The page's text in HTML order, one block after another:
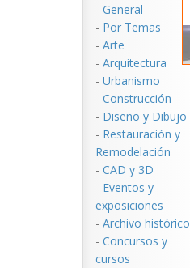
- General
- Por Temas
- Arte
- Arquitectura
- Urbanismo
- Construcción
- Diseño y Dibujo
- Restauración y
Remodelación
- CAD y 3D
- Eventos y
exposiciones
- Archivo histórico
- Concursos y
cursos